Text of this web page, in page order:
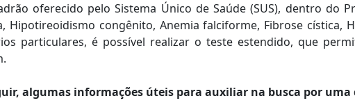
oferecido pelo Sistema Único de Saúde (SUS), dentro do
Hipotireoidismo congênito, Anemia falciforme, Fibrose cística,
particulares, é possível realizar o teste estendido, que
algumas informações úteis para auxiliar na busca por uma